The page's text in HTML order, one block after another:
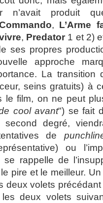
n’avait produit
, L’Arme
, Predator1 et 2)
ses propres
approche
La transition
seins gratuits) à
le film, on ne peut
cool avant") se fait
second degré,
tentatives de
ou
rappelle de
pire et le meilleur.
deux volets
deux volets